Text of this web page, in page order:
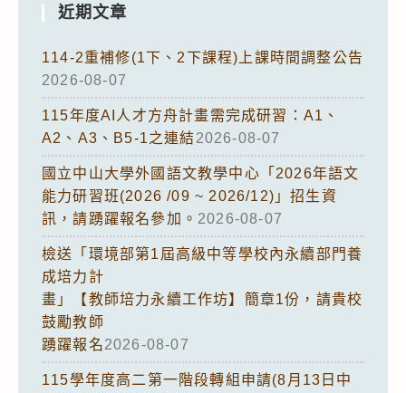
近期文章
114-2重補修(1下、2下課程)上課時間調整公告
2026-08-07
115年度AI人才方舟計畫需完成研習：A1、
A2、A3、B5-1之連結2026-08-07
國立中山大學外國語文教學中心「2026年語文
能力研習班(2026 /09 ~ 2026/12)」招生資
訊，請踴躍報名參加。 2026-08-07
檢送「環境部第1屆高級中等學校內永續部門養
成培力計
畫」【教師培力永續工作坊】簡章1份，請貴校
鼓勵教師
踴躍報名2026-08-07
115學年度高二第一階段轉組申請(8月13日中